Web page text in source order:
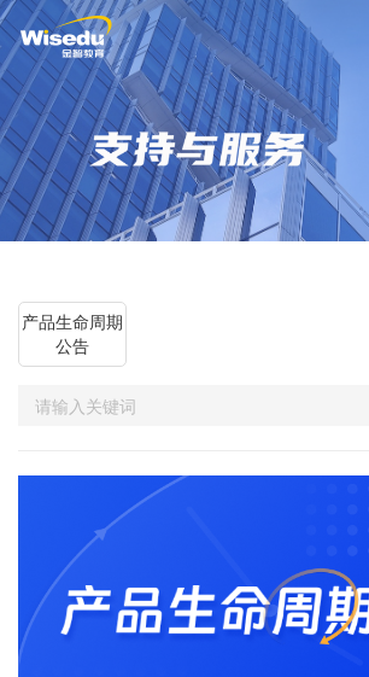
首页
产品服务
解决方案
关于金智
金智教育研究院
产品生命周期
公告